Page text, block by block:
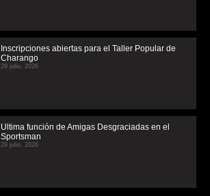
Inscripciones abiertas para el Taller Popular de
Charango
29 julio, 2026
Ultima función de Amigas Desgraciadas en el
Sportsman
29 julio, 2026